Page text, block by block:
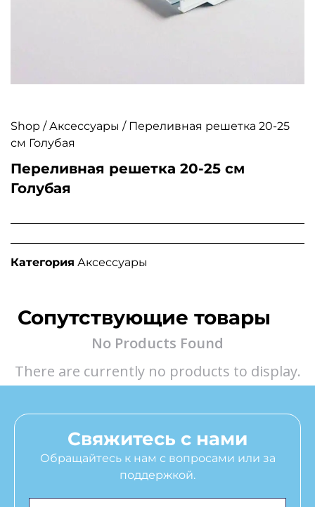
Shop /Аксессуары / Переливная решетка 20-25
см Голубая
Переливная решетка 20-25 см
Голубая
Категория Аксессуары
Сопутствующие товары
No Products Found
There are currently no products to display.
Свяжитесь с нами
Обращайтесь к нам с вопросами или за
поддержкой.